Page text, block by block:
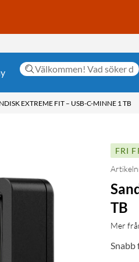
EXTREME FIT – USB-C-MINNE 1 TB
FRI
TB
Mer